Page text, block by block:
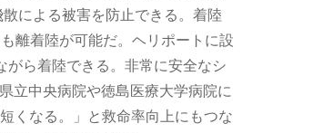
による被害を防止できる。着陸
離着陸が可能だ。ヘリポートに設
ら着陸できる。非常に安全なシ
立中央病院や徳島医療大学病院に
くなる。」と救命率向上にもつな